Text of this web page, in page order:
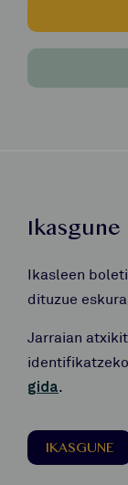
Ikasgune
Ikasleen
dituzue
Jarraian
identifikatzeko
gida.
IKASGUNE